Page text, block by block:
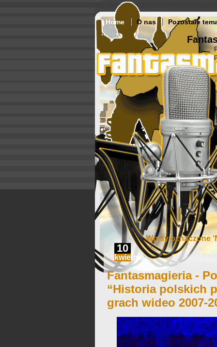
Home O nas Pozostałe
Wpisy oznaczone
10
kwietnia
Fantasmagieria -
“Historia polskich
grach wideo 2007-